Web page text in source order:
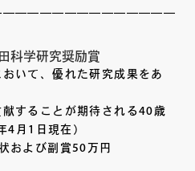
科学研究奨励賞
いて、優れた研究成果をあ
ことが期待される40歳
4月1日現在）
よび副賞50万円